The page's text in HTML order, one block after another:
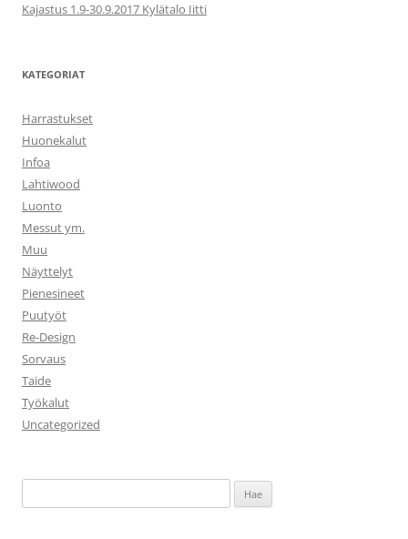
Kajastus 1.9-30.9.2017 Kylätalo Iitti
KATEGORIAT
Harrastukset
Huonekalut
Infoa
Lahtiwood
Luonto
Messut ym.
Muu
Näyttelyt
Pienesineet
Puutyöt
Re-Design
Sorvaus
Taide
Työkalut
Uncategorized